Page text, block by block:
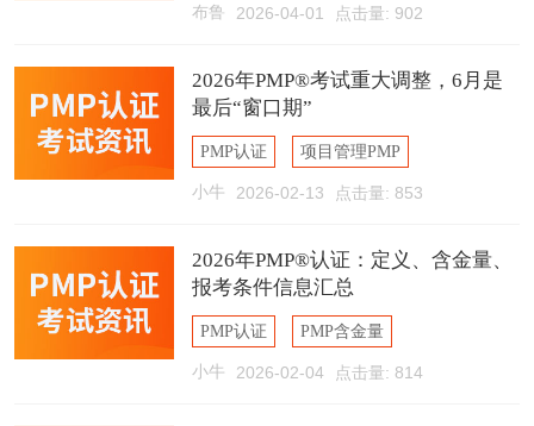
PMP项目管理经验 PMP培训学时
布鲁 2026-04-01 点击量: 902
2026年PMP®考试重大调整，6月是
最后“窗口期”
PMP认证 项目管理PMP
PMP报考条件
小牛 2026-02-13 点击量: 853
2026年PMP®认证：定义、含金量、
报考条件信息汇总
PMP认证 PMP含金量
PMP报考条件
小牛 2026-02-04 点击量: 814